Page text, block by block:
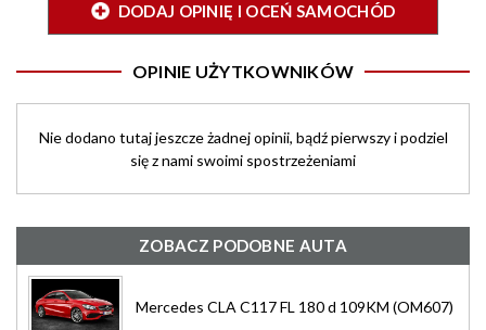
DODAJ OPINIĘ I OCEŃ SAMOCHÓD
OPINIE UŻYTKOWNIKÓW
Nie dodano tutaj jeszcze żadnej opinii, bądź pierwszy i podziel
się z nami swoimi spostrzeżeniami
ZOBACZ PODOBNE AUTA
Mercedes CLA C117 FL 180 d 109KM (OM607)